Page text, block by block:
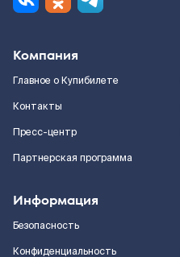
Компания
Главное о Купибилете
Контакты
Пресс-центр
Партнерская программа
Информация
Безопасность
Конфиденциальность